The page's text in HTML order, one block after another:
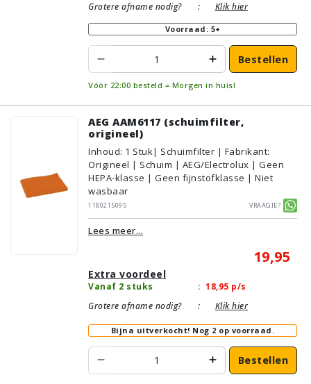
Grotere afname nodig?
: Klik hier
Voorraad: 5+
Bestellen
Vóór 22:00 besteld = Morgen in huis!
AEG AAM6117 (schuimfilter,
origineel)
Inhoud: 1 Stuk| Schuimfilter | Fabrikant:
Origineel | Schuim | AEG/Electrolux | Geen
HEPA-klasse | Geen fijnstofklasse | Niet
wasbaar
1180215095
Vraagje?
Lees meer...
19,95
Extra voordeel
Vanaf 2 stuks : 18,95 p/s
Grotere afname nodig?
: Klik hier
Bijna uitverkocht! Nog 2 op voorraad.
Bestellen